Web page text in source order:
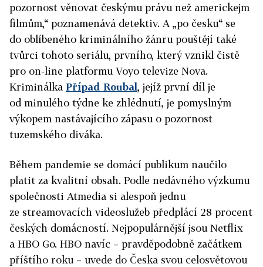
pozornost věnovat českýmu právu než americkejm
filmům,“ poznamenává detektiv. A „po česku“ se
do oblíbeného kriminálního žánru pouštějí také
tvůrci tohoto seriálu, prvního, který vznikl čistě
pro on-line platformu Voyo televize Nova.
Kriminálka Případ Roubal, jejíž první díl je
od minulého týdne ke zhlédnutí, je pomyslným
výkopem nastávajícího zápasu o pozornost
tuzemského diváka.
Během pandemie se domácí publikum naučilo
platit za kvalitní obsah. Podle nedávného výzkumu
společnosti Atmedia si alespoň jednu
ze streamovacích videoslužeb předplácí 28 procent
českých domácností. Nejpopulárnější jsou Netflix
a HBO Go. HBO navíc – pravděpodobně začátkem
příštího roku – uvede do Česka svou celosvětovou